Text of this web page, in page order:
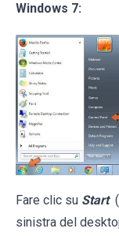
Windows 7:
Fare clic su Start
sinistra del